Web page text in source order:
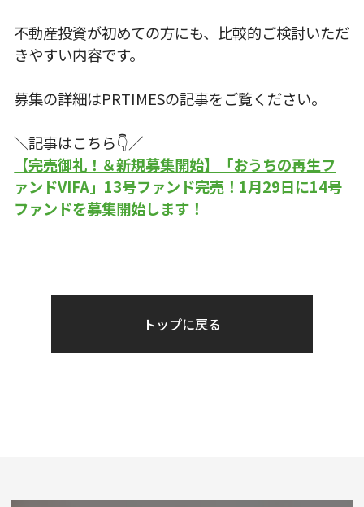
不動産投資が初めての方にも、比較的ご検討いただ
きやすい内容です。
募集の詳細はPRTIMESの記事をご覧ください。
＼記事はこちら👇／
【完売御礼！＆新規募集開始】「おうちの再生フ
ァンドVIFA」13号ファンド完売！1月29日に14号
ファンドを募集開始します！
トップに戻る